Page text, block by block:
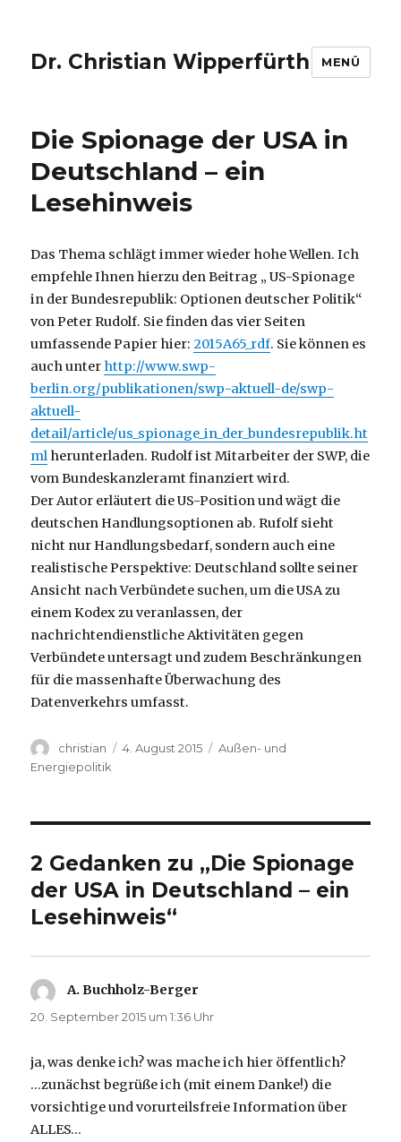
Dr. Christian Wipperfürth MENÜ
Die Spionage der USA in
Deutschland – ein
Lesehinweis
Das Thema schlägt immer wieder hohe Wellen. Ich
empfehle Ihnen hierzu den Beitrag „ US-Spionage
in der Bundesrepublik: Optionen deutscher Politik“
von Peter Rudolf. Sie finden das vier Seiten
umfassende Papier hier: 2015A65_rdf. Sie können es
auch unter http://www.swp-
berlin.org/publikationen/swp-aktuell-de/swp-
aktuell-
detail/article/us_spionage_in_der_bundesrepublik.ht
ml herunterladen. Rudolf ist Mitarbeiter der SWP, die
vom Bundeskanzleramt finanziert wird.
Der Autor erläutert die US-Position und wägt die
deutschen Handlungsoptionen ab. Rufolf sieht
nicht nur Handlungsbedarf, sondern auch eine
realistische Perspektive: Deutschland sollte seiner
Ansicht nach Verbündete suchen, um die USA zu
einem Kodex zu veranlassen, der
nachrichtendienstliche Aktivitäten gegen
Verbündete untersagt und zudem Beschränkungen
für die massenhafte Überwachung des
Datenverkehrs umfasst.
Autor
christian
Veröffentlicht
4. August 2015 Kategorien
Außen- und
Energiepolitik
2 Gedanken zu „Die Spionage
der USA in Deutschland – ein
Lesehinweis“
A. Buchholz-Berger
20. September 2015 um 1:36 Uhr
ja, was denke ich? was mache ich hier öffentlich?
…zunächst begrüße ich (mit einem Danke!) die
vorsichtige und vorurteilsfreie Information über
ALLES…